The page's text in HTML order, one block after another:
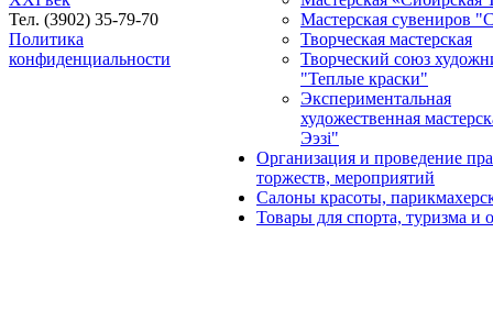
Тел. (3902) 35-79-70
Политика
конфиденциальности
Мастерская сувениров
Творческая мастерская
Творческий союз
"Теплые краски"
Экспериментальная
художественная
Ээзi"
Организация и проведение
торжеств, мероприятий
Салоны красоты,
Товары для спорта, туризма и